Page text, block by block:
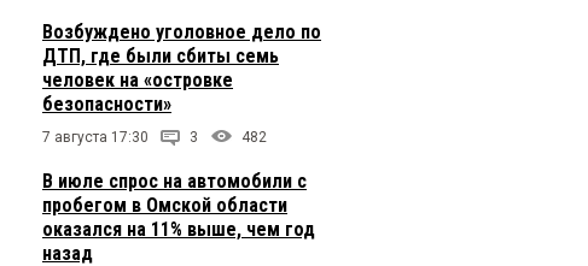
Возбуждено уголовное дело по
ДТП, где были сбиты семь
человек на «островке
безопасности»
7 августа 17:30 3 482
В июле спрос на автомобили с
пробегом в Омской области
оказался на 11% выше, чем год
назад